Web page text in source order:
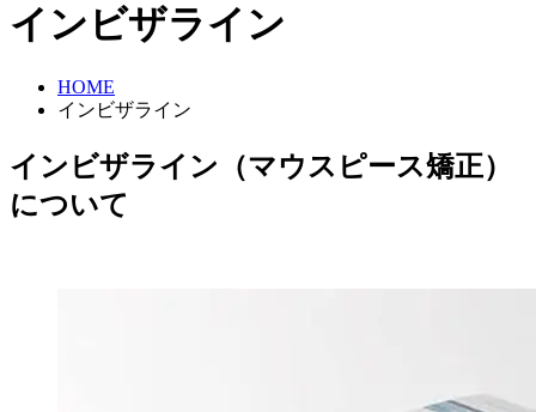
インビザライン
HOME
インビザライン
インビザライン（マウスピース矯正）
について